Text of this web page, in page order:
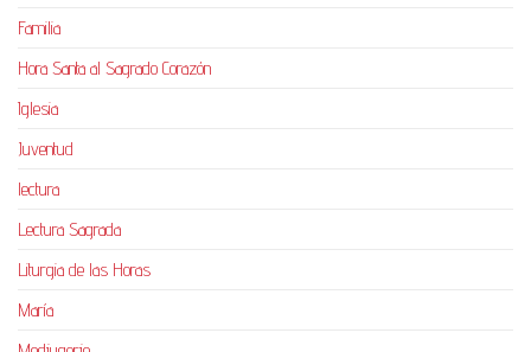
Familia
Hora Santa al Sagrado Corazón
Iglesia
Juventud
lectura
Lectura Sagrada
Liturgia de las Horas
María